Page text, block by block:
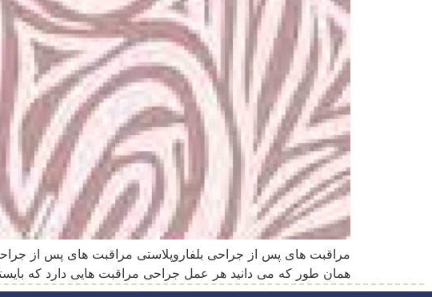
مراقبت های پس از جراحی بلفاروپلاستی مراقبت های پس از
همان طور که می دانید هر عمل جراحی مراقبت هایی دارد که